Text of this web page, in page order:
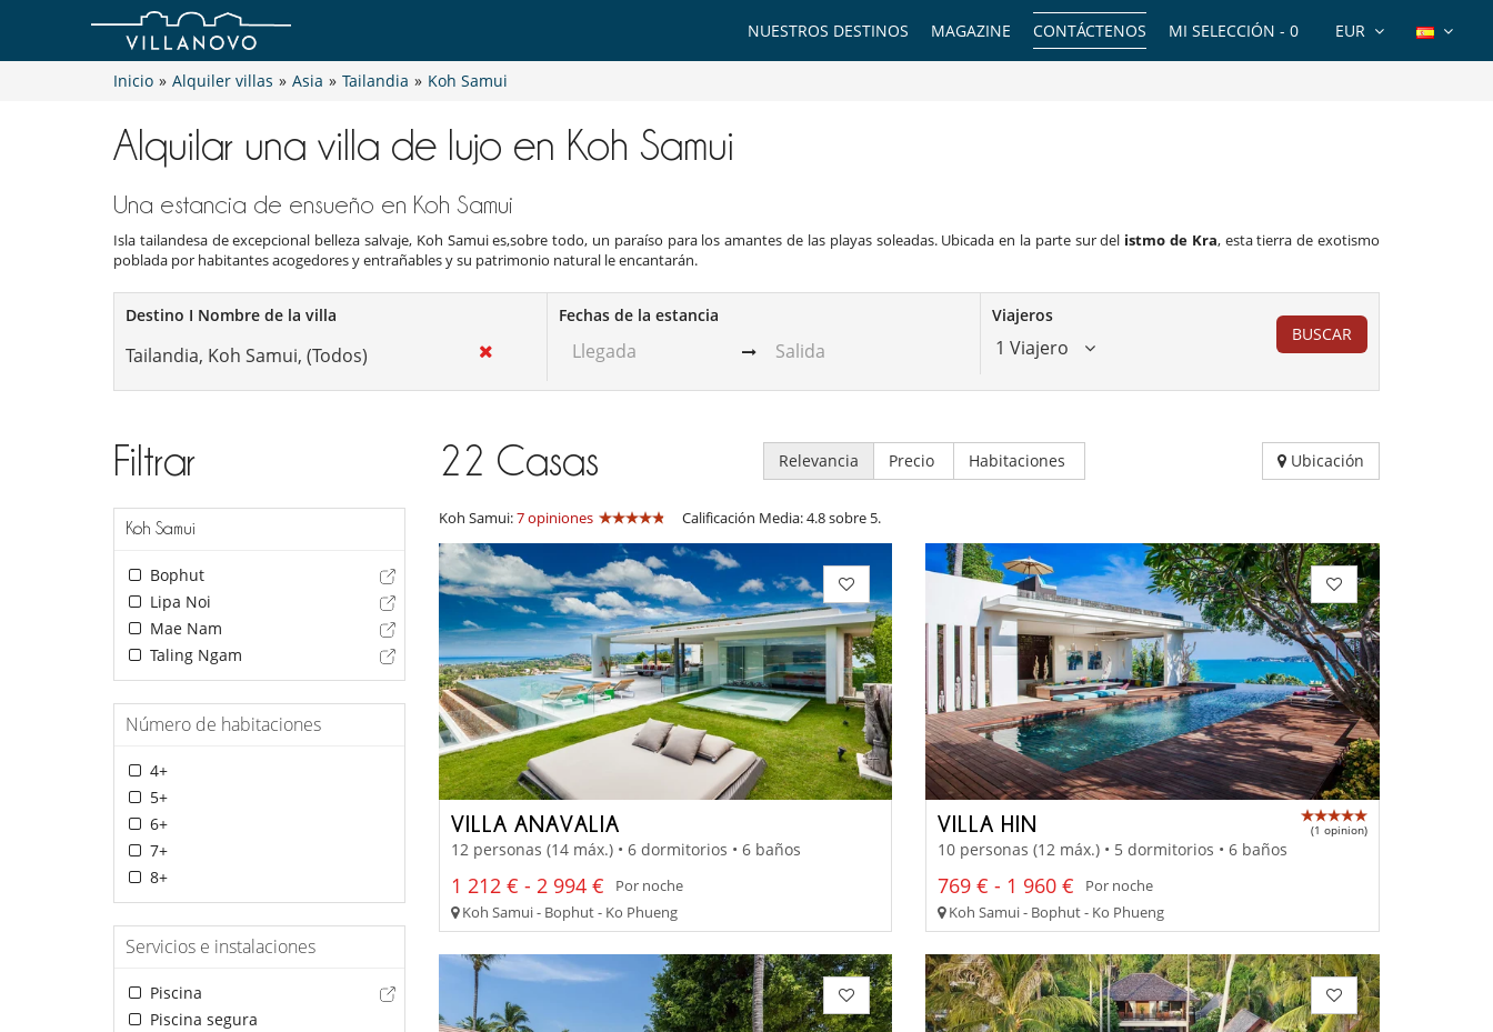
EUR
MI SELECCIÓN - 0
CONTÁCTENOS
MAGAZINE
NUESTROS DESTINOS
Inicio » Alquiler villas » Asia » Tailandia » Koh Samui
Alquilar una villa de lujo en Koh Samui
Una estancia de ensueño en Koh Samui
Isla tailandesa de excepcional belleza salvaje, Koh Samui es,sobre todo, un paraíso para los amantes de las playas soleadas. Ubicada en la parte sur del istmo de Kra, esta tierra de exotismo
poblada por habitantes acogedores y entrañables y su patrimonio natural le encantarán.
Destino I Nombre de la villa Fechas de la estancia Viajeros
1 Viajero
BUSCAR
Filtrar
Koh Samui
Bophut
Lipa Noi
Mae Nam
Taling Ngam
Número de habitaciones
4+
5+
6+
7+
8+
Servicios e instalaciones
Piscina
Piscina segura
22 Casas Relevancia Precio Habitaciones Ubicación
Koh Samui:7 opiniones Calificación Media: 4.8 sobre 5.
VILLA ANAVALIA
12 personas (14 máx.) • 6 dormitorios • 6 baños
1 212 € - 2 994 €
Por noche
Koh Samui - Bophut - Ko Phueng
VILLA HIN (1 opinion)
10 personas (12 máx.) • 5 dormitorios • 6 baños
769 € - 1 960 €
Por noche
Koh Samui - Bophut - Ko Phueng